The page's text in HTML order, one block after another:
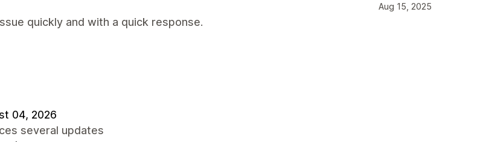
Aug 15, 2025
quickly and with a quick response.
04, 2026
several updates